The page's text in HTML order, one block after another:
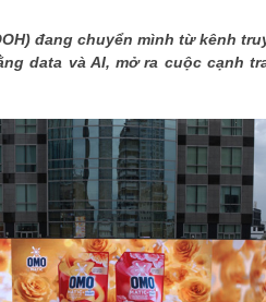
đang chuyển mình từ kênh
data và AI, mở ra cuộc cạnh